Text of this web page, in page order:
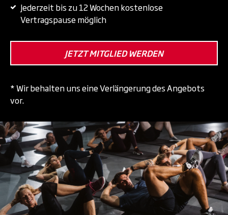
Jederzeit bis zu 12 Wochen kostenlose
Vertragspause möglich
JETZT MITGLIED WERDEN
* Wir behalten uns eine Verlängerung des Angebots
vor.